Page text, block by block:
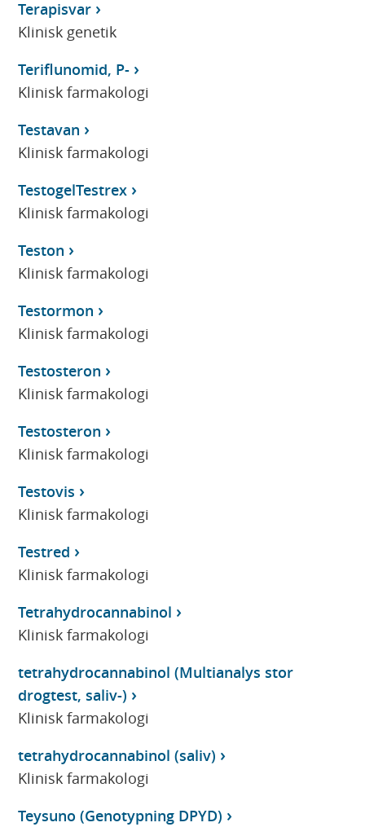
Terapisvar
Klinisk genetik
Teriflunomid, P-
Klinisk farmakologi
Testavan
Klinisk farmakologi
TestogelTestrex
Klinisk farmakologi
Teston
Klinisk farmakologi
Testormon
Klinisk farmakologi
Testosteron
Klinisk farmakologi
Testosteron
Klinisk farmakologi
Testovis
Klinisk farmakologi
Testred
Klinisk farmakologi
Tetrahydrocannabinol
Klinisk farmakologi
tetrahydrocannabinol (Multianalys stor
drogtest, saliv-)
Klinisk farmakologi
tetrahydrocannabinol (saliv)
Klinisk farmakologi
Teysuno (Genotypning DPYD)